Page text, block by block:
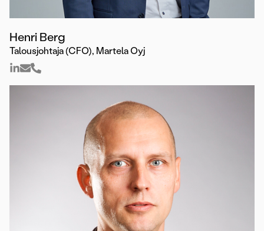
Henri Berg
Talousjohtaja (CFO), Martela Oyj